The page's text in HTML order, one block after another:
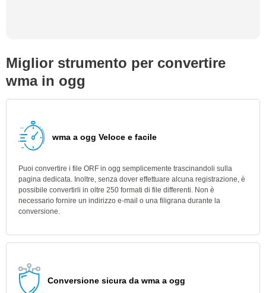
Miglior strumento per convertire
wma in ogg
wma a ogg Veloce e facile
Puoi convertire i file ORF in ogg semplicemente trascinandoli sulla
pagina dedicata. Inoltre, senza dover effettuare alcuna registrazione, è
possibile convertirli in oltre 250 formati di file differenti. Non è
necessario fornire un indirizzo e-mail o una filigrana durante la
conversione.
Conversione sicura da wma a ogg